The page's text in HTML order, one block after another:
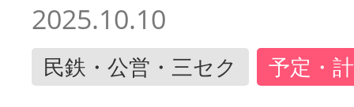
2025.10.10
民鉄・公営・三セク 予定・